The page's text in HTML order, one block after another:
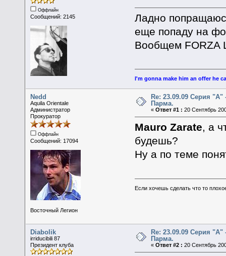
Оффлайн
Сообщений: 2145
Ладно
еще попаду на
Вообщем FORZA
I'm gonna make him an offer he
Nedd
Aquila Orientale
Администратор
Прокуратор
Оффлайн
Сообщений: 17094
Восточный Легион
Re: 23.09.09 Серия
Парма.
«Ответ #1 : 20 Сентябрь
Mauro Zarate, а
будешь?
Ну а по теме
Если хочешь сделать что то
Diabolik
irriducibili 87
Президент клуба
Re: 23.09.09 Серия
Парма.
«Ответ #2 : 20 Сентябрь